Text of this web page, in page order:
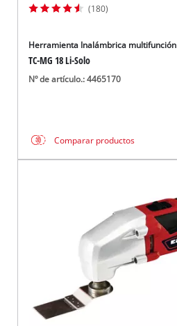
(180)
Herramienta Inalámbrica multifunción
TC-MG 18 Li-Solo
Nº de artículo.: 4465170
Comparar productos